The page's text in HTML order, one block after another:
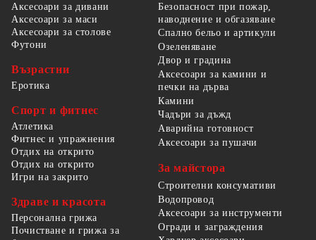
Аксесоари за дивани
Аксесоари за маси
Аксесоари за столове
Футони
Възрастни
Еротика
Спорт и фитнес
Атлетика
Фитнес и упражнения
Отдих на открито
Отдих на открито
Игри на закрито
Здраве и красота
Персонална грижа
Почистване и грижа за
Безопасност при пожар,
наводнение и обгазяване
Спално бельо и артикули
Озеленяване
Двор и градина
Аксесоари за камини и
печки на дърва
Камини
Чадъри за дъжд
Аварийна готовност
Аксесоари за пушачи
За майстора
Строителни консумативи
Водопровод
Аксесоари за инструменти
Огради и заграждения